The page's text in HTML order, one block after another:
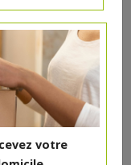
votre
...